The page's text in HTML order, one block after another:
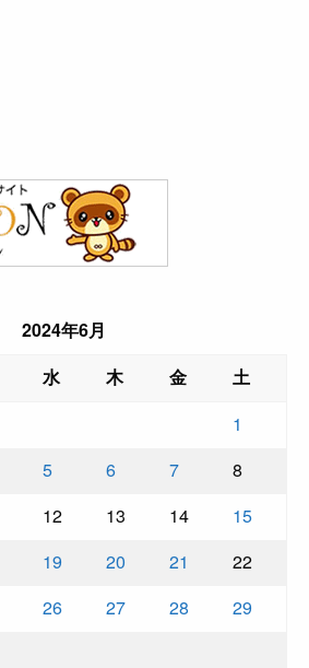
2024年6月
水 木 金
土
1
5 6 7
8
12 13 14
15
19 20 21
22
26 27 28
29